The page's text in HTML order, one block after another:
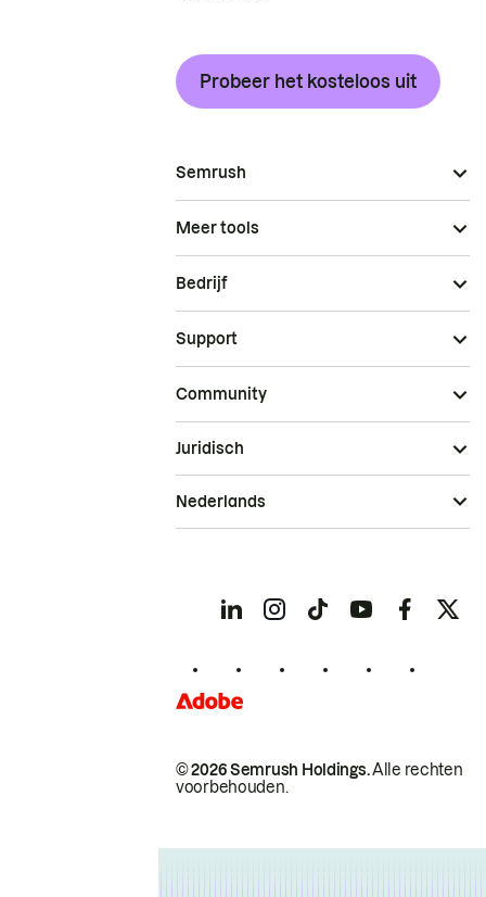
Probeer het kosteloos uit
Semrush
Meer tools
Bedrijf
Support
Community
© 2026 Semrush Holdings.Alle rechten
voorbehouden.
Juridisch
Nederlands